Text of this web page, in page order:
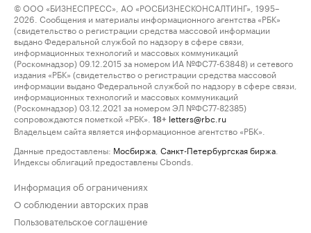
© ООО «БИЗНЕСПРЕСС», АО «РОСБИЗНЕСКОНСАЛТИНГ», 1995–
2026. Сообщения и материалы информационного агентства «РБК»
(свидетельство о регистрации средства массовой информации
выдано Федеральной службой по надзору в сфере связи,
информационных технологий и массовых коммуникаций
(Роскомнадзор) 09.12.2015 за номером ИА №ФС77-63848) и сетевого
издания «РБК» (свидетельство о регистрации средства массовой
информации выдано Федеральной службой по надзору в сфере связи,
информационных технологий и массовых коммуникаций
(Роскомнадзор) 03.12.2021 за номером ЭЛ №ФС77-82385)
сопровождаются пометкой «РБК».
18+ letters@rbc.ru
Владельцем сайта является информационное агентство «РБК».
Данные предоставлены: Мосбиржа Санкт-Петербургская биржа
Индексы облигаций предоставлены Cbonds.
Информация об ограничениях
О соблюдении авторских прав
Пользовательское соглашение